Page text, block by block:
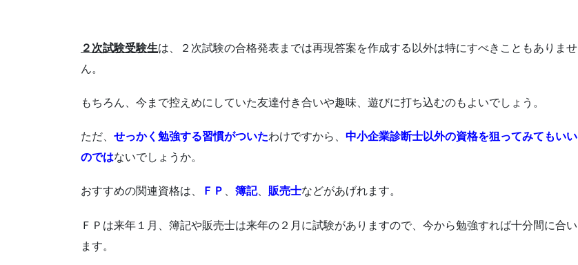
２次試験受験生は、２次試験の合格発表までは再現答案を作成する以外は特にすべきこともありませ
ん。
もちろん、今まで控えめにしていた友達付き合いや趣味、遊びに打ち込むのもよいでしょう。
ただ、 せっかく勉強する習慣がついたわけですから、 中小企業診断士以外の資格を狙ってみてもいい
のではないでしょうか。
おすすめの関連資格は、 ＦＰ 簿記、 販売士などがあげれます。
ＦＰは来年１月、簿記や販売士は来年の２月に試験がありますので、今から勉強すれば十分間に合い
ます。